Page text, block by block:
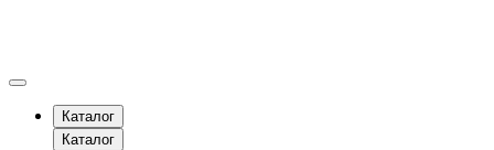
Каталог
Каталог